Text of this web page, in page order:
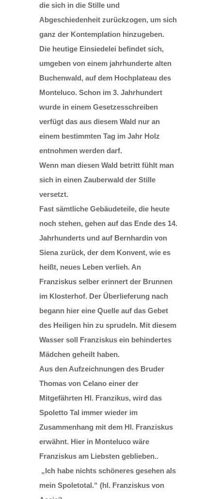
die sich in die Stille und
Abgeschiedenheit zurückzogen, um sich
ganz der Kontemplation hinzugeben.
Die heutige Einsiedelei befindet sich,
umgeben von einem jahrhunderte alten
Buchenwald, auf dem Hochplateau des
Monteluco. Schon im 3. Jahrhundert
wurde in einem Gesetzesschreiben
verfügt das aus diesem Wald nur an
einem bestimmten Tag im Jahr Holz
entnohmen werden darf.
Wenn man diesen Wald betritt fühlt man
sich in einen Zauberwald der Stille
versetzt.
Fast sämtliche Gebäudeteile, die heute
noch stehen, gehen auf das Ende des 14.
Jahrhunderts und auf Bernhardin von
Siena zurück, der dem Konvent, wie es
heißt, neues Leben verlieh. An
Franziskus selber erinnert der Brunnen
im Klosterhof. Der Überlieferung nach
begann hier eine Quelle auf das Gebet
des Heiligen hin zu sprudeln. Mit diesem
Wasser soll Franziskus ein behindertes
Mädchen geheilt haben.
Aus den Aufzeichnungen des Bruder
Thomas von Celano einer der
Mitgefährten Hl. Franzikus, wird das
Spoletto Tal immer wieder im
Zusammenhang mit dem Hl. Franziskus
erwähnt. Hier in Monteluco wäre
Franziskus am Liebsten geblieben..
„Ich habe nichts schöneres gesehen als
mein Spoletotal.“ (hl. Franziskus von